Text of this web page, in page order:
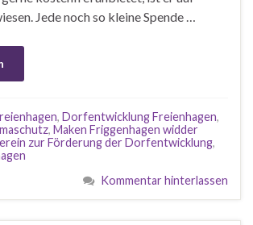
Jede noch so kleine Spende …
, Dorfentwicklung Freienhagen,
, Maken Friggenhagen widder
zur Förderung der Dorfentwicklung,
Kommentar hinterlassen